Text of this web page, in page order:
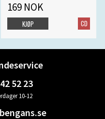
169 NOK
CD
KJØP
52 23
10-12